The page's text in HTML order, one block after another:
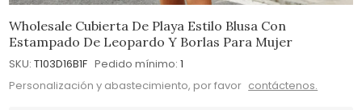
Wholesale Cubierta De Playa Estilo Blusa Con
Estampado De Leopardo Y Borlas Para Mujer
SKU: T103D16B1F Pedido mínimo: 1
Personalización y abastecimiento, por favor contáctenos.